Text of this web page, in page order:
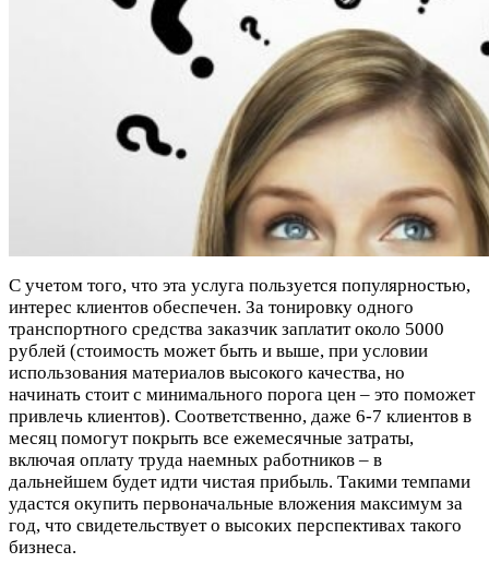
С учетом того, что эта услуга пользуется популярностью,
интерес клиентов обеспечен. За тонировку одного
транспортного средства заказчик заплатит около 5000
рублей (стоимость может быть и выше, при условии
использования материалов высокого качества, но
начинать стоит с минимального порога цен – это поможет
привлечь клиентов). Соответственно, даже 6-7 клиентов в
месяц помогут покрыть все ежемесячные затраты,
включая оплату труда наемных работников – в
дальнейшем будет идти чистая прибыль. Такими темпами
удастся окупить первоначальные вложения максимум за
год, что свидетельствует о высоких перспективах такого
бизнеса.